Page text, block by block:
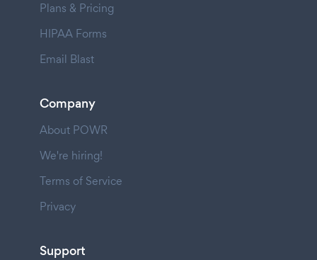
Plans & Pricing
HIPAA Forms
Email Blast
Company
About POWR
We're hiring!
Terms of Service
Privacy
Support